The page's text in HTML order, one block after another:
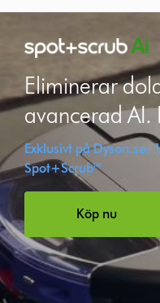
Eliminerar
avancerad AI.
Exklusivt på Dyson.se:
Spot+Scrub™
Köp nu